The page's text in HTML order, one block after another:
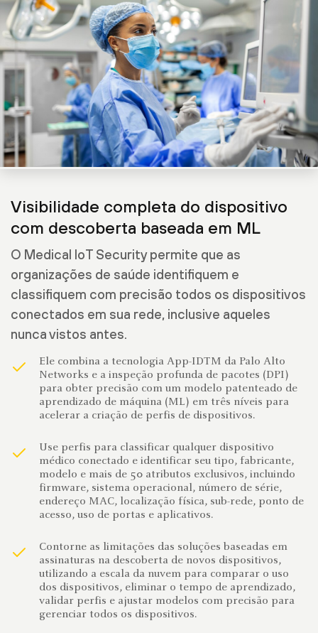
Visibilidade completa do dispositivo
com descoberta baseada em ML
O Medical IoT Security permite que as
organizações de saúde identifiquem e
classifiquem com precisão todos os dispositivos
conectados em sua rede, inclusive aqueles
nunca vistos antes.
Ele combina a tecnologia App-IDTM da Palo Alto
Networks e a inspeção profunda de pacotes (DPI)
para obter precisão com um modelo patenteado de
aprendizado de máquina (ML) em três níveis para
acelerar a criação de perfis de dispositivos.
Use perfis para classificar qualquer dispositivo
médico conectado e identificar seu tipo, fabricante,
modelo e mais de 50 atributos exclusivos, incluindo
firmware, sistema operacional, número de série,
endereço MAC, localização física, sub-rede, ponto de
acesso, uso de portas e aplicativos.
Contorne as limitações das soluções baseadas em
assinaturas na descoberta de novos dispositivos,
utilizando a escala da nuvem para comparar o uso
dos dispositivos, eliminar o tempo de aprendizado,
validar perfis e ajustar modelos com precisão para
gerenciar todos os dispositivos.